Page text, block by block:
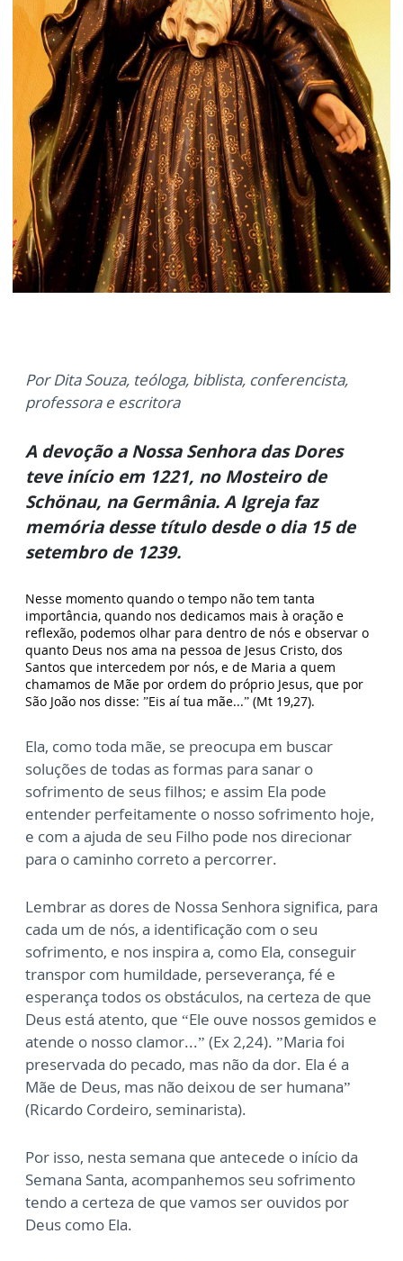
Por Dita Souza, teóloga, biblista, conferencista,
professora e escritora
A devoção a Nossa Senhora das Dores
teve início em 1221, no Mosteiro de
Schönau, na Germânia. A Igreja faz
memória desse título desde o dia 15 de
setembro de 1239.
Nesse momento quando o tempo não tem tanta
importância, quando nos dedicamos mais à oração e
reflexão, podemos olhar para dentro de nós e observar o
quanto Deus nos ama na pessoa de Jesus Cristo, dos
Santos que intercedem por nós, e de Maria a quem
chamamos de Mãe por ordem do próprio Jesus, que por
São João nos disse: ”Eis aí tua mãe...” (Mt 19,27).
Ela, como toda mãe, se preocupa em buscar
soluções de todas as formas para sanar o
sofrimento de seus filhos; e assim Ela pode
entender perfeitamente o nosso sofrimento hoje,
e com a ajuda de seu Filho pode nos direcionar
para o caminho correto a percorrer.
Lembrar as dores de Nossa Senhora significa, para
cada um de nós, a identificação com o seu
sofrimento, e nos inspira a, como Ela, conseguir
transpor com humildade, perseverança, fé e
esperança todos os obstáculos, na certeza de que
Deus está atento, que “Ele ouve nossos gemidos e
atende o nosso clamor...” (Ex 2,24). ”Maria foi
preservada do pecado, mas não da dor. Ela é a
Mãe de Deus, mas não deixou de ser humana”
(Ricardo Cordeiro, seminarista).
Por isso, nesta semana que antecede o início da
Semana Santa, acompanhemos seu sofrimento
tendo a certeza de que vamos ser ouvidos por
Deus como Ela.